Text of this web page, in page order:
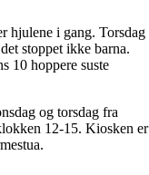
hjulene i gang. Torsdag
stoppet ikke barna.
10 hoppere suste
og torsdag fra
12-15. Kiosken er